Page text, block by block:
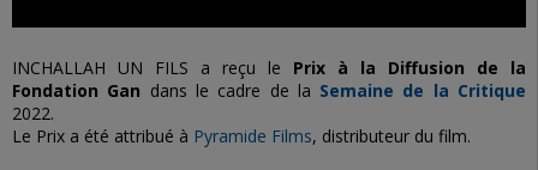
INCHALLAH UN FILS a reçu le Prix à la Diffusion de la
Fondation Gan dans le cadre de la Semaine de la Critique
2022.
Le Prix a été attribué à Pyramide Films, distributeur du film.